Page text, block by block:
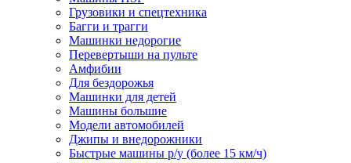
Грузовики и спецтехника
Багги и трагги
Машинки недорогие
Перевертыши на пульте
Амфибии
Для бездорожья
Машинки для детей
Машины большие
Модели автомобилей
Джипы и внедорожники
Быстрые машины р/у (более 15 км/ч)